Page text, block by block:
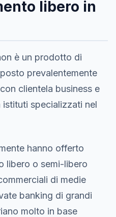
libero in
è un prodotto di
prevalentemente
clientela business e
specializzati nel
hanno offerto
libero o semi-libero
di medie
banking di grandi
molto in base